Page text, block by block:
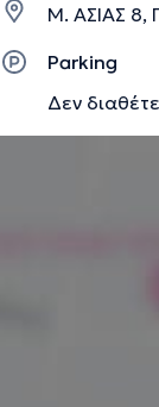
Μ. ΑΣΙΑΣ 8,
Parking
Δεν